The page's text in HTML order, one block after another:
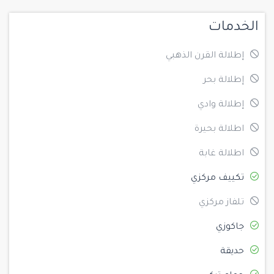
الخدمات
إطلالة القرن الذهبي
إطلالة بحر
إطلالة وادي
اطلالة بحيرة
اطلالة غابة
تكييف مركزي
تلفاز مركزي
جاكوزي
حديقة